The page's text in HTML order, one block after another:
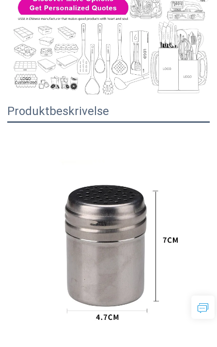
Produktbeskrivelse